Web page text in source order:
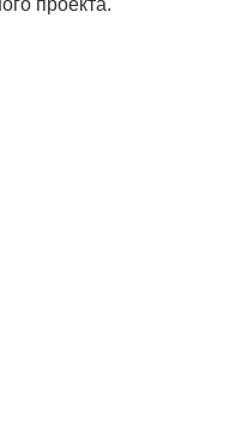
проекта.